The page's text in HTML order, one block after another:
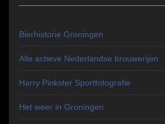
Bierhistorie Groningen
Alle actieve Nederlandse brouwerijen
Harry Pinkster Sportfotografie
Het weer in Groningen